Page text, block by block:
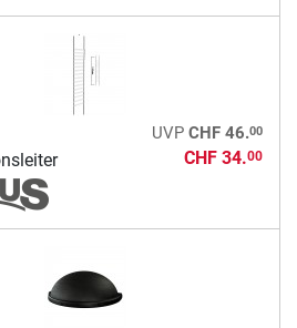
UVP CHF 46.00
CHF 34.00